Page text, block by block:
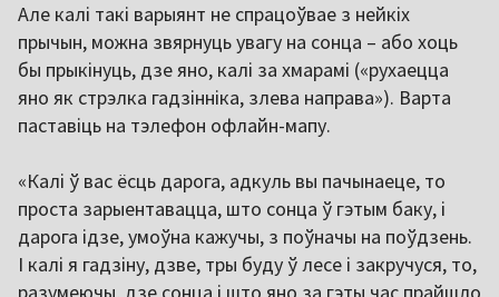
Але калі такі варыянт не спрацоўвае з нейкіх
прычын, можна звярнуць увагу на сонца – або хоць
бы прыкінуць, дзе яно, калі за хмарамі («рухаецца
яно як стрэлка гадзінніка, злева направа»). Варта
паставіць на тэлефон офлайн-мапу.
«Калі ў вас ёсць дарога, адкуль вы пачынаеце, то
проста зарыентавацца, што сонца ў гэтым баку, і
дарога ідзе, умоўна кажучы, з поўначы на поўдзень.
І калі я гадзіну, дзве, тры буду ў лесе і закручуся, то,